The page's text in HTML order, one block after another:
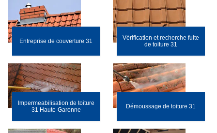
Entreprise de couverture 31
Vérification et recherche fuite
de toiture 31
Impermeabilisation de toiture
31 Haute-Garonne
Démoussage de toiture 31